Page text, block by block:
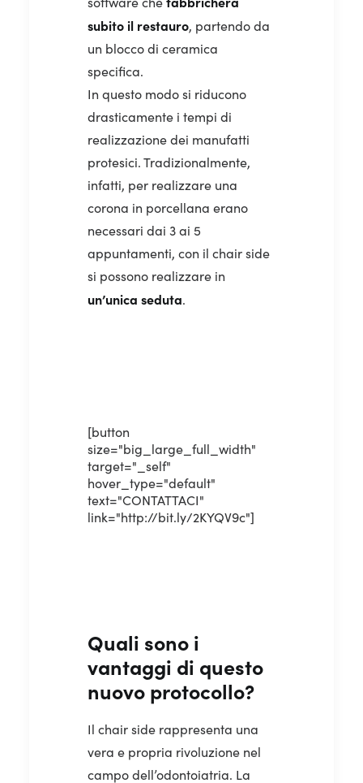
subito il restauro, partendo da
un blocco di ceramica
specifica.
In questo modo si riducono
drasticamente i tempi di
realizzazione dei manufatti
protesici. Tradizionalmente,
infatti, per realizzare una
corona in porcellana erano
necessari dai 3 ai 5
appuntamenti, con il chair side
si possono realizzare in
un’unica seduta.
[button
size="big_large_full_width"
target="_self"
hover_type="default"
text="CONTATTACI"
link="http://bit.ly/2KYQV9c"]
Quali sono i
vantaggi di questo
nuovo protocollo?
Il chair side rappresenta una
vera e propria rivoluzione nel
campo dell’odontoiatria. La